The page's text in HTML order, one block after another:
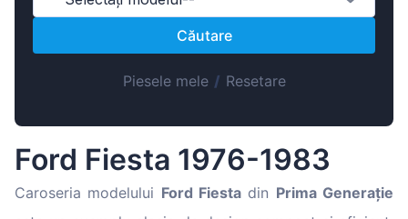
Lietuvių
Slovenian
Latvian
Slovenčina
Căutare
Piesele mele/ Resetare
Ford Fiesta 1976-1983
Caroseria modelului Ford Fiesta din Prima Generație